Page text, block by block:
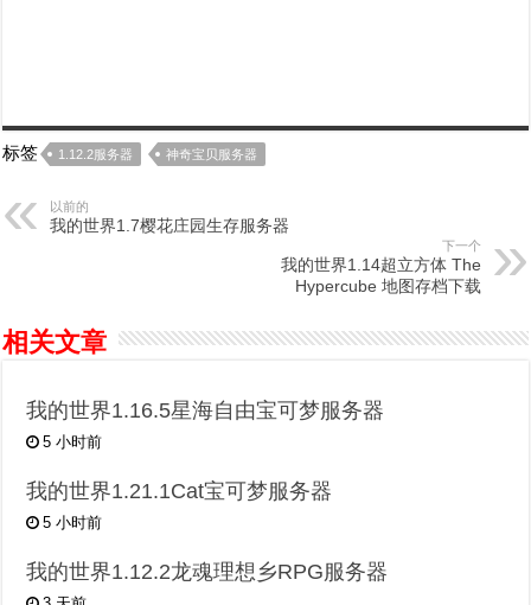
标签 1.12.2服务器 神奇宝贝服务器
以前的
我的世界1.7樱花庄园生存服务器
下一个
我的世界1.14超立方体 The
Hypercube 地图存档下载
相关文章
我的世界1.16.5星海自由宝可梦服务器
5 小时前
我的世界1.21.1Cat宝可梦服务器
5 小时前
我的世界1.12.2龙魂理想乡RPG服务器